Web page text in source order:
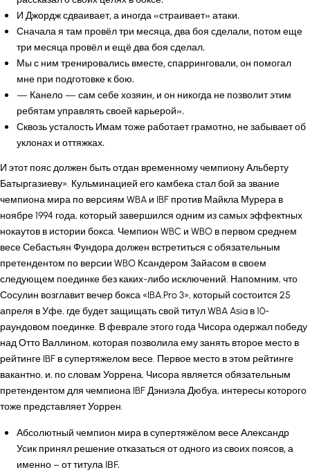
И Джордж сдваивает, а иногда «страивает» атаки.
Сначала я там провёл три месяца, два боя сделали, потом еще
три месяца провёл и ещё два боя сделал.
Мы с ним тренировались вместе, спарринговали, он помогал
мне при подготовке к бою.
— Канело — сам себе хозяин, и он никогда не позволит этим
ребятам управлять своей карьерой».
Сквозь усталость Имам тоже работает грамотно, не забывает об
уклонах и оттяжках.
И этот пояс должен быть отдан временному чемпиону Альберту
Батыргазиеву». Кульминацией его камбека стал бой за звание
чемпиона мира по версиям WBA и IBF против Майкла Мурера в
ноябре 1994 года, который завершился одним из самых эффектных
нокаутов в истории бокса. Чемпион WBC и WBO в первом среднем
весе Себастьян Фундора должен встретиться с обязательным
претендентом по версии WBO Ксандером Зайасом в своем
следующем поединке без каких-либо исключений. Напомним, что
Сосулин возглавит вечер бокса «IBA.Pro 3», который состоится 25
апреля в Уфе, где будет защищать свой титул WBA Asia в 10-
раундовом поединке. В феврале этого года Чисора одержал победу
над Отто Валлином, которая позволила ему занять второе место в
рейтинге IBF в супертяжелом весе. Первое место в этом рейтинге
вакантно, и, по словам Уоррена, Чисора является обязательным
претендентом для чемпиона IBF Дэниэла Дюбуа, интересы которого
тоже представляет Уоррен.
Абсолютный чемпион мира в супертяжёлом весе Александр
Усик принял решение отказаться от одного из своих поясов, а
именно – от титула IBF.